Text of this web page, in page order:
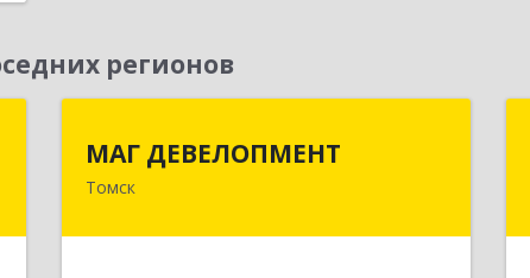
регионов
МАГ ДЕВЕЛОПМЕНТ
Томск634057, Томская обл, Томск г, Мира